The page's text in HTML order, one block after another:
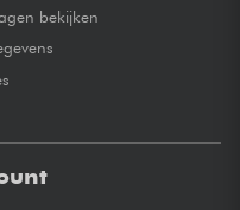
bekijken